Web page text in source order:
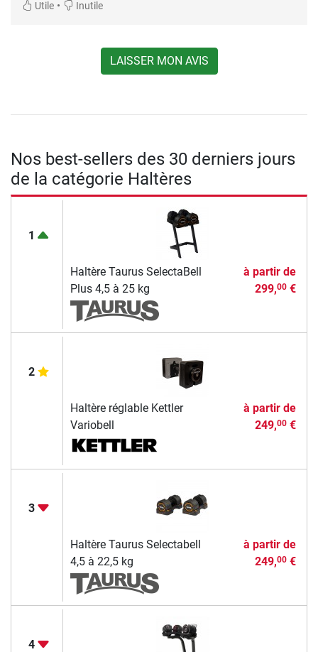
Utile • Inutile
LAISSER MON AVIS
Nos best-sellers des 30 derniers jours
de la catégorie Haltères
1
Haltère Taurus SelectaBell
Plus 4,5 à 25 kg
à partir de
299,00€
2
Haltère réglable Kettler
Variobell
à partir de
249,00€
3
Haltère Taurus Selectabell
4,5 à 22,5 kg
à partir de
249,00€
4